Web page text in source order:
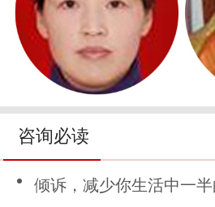
咨询必读
倾诉，减少你生活中一